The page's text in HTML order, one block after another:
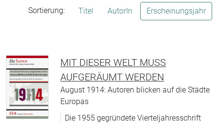
Sortierung: Titel AutorIn Erscheinungsjahr
MIT DIESER WELT MUSS
AUFGERÄUMT WERDEN
August 1914: Autoren blicken auf die Städte
Europas
Die 1955 gegründete Vierteljahresschrift